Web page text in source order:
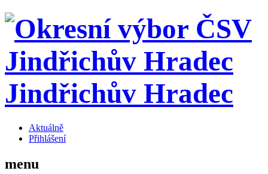
Jindřichův Hradec
Aktuálně
Přihlášení
menu